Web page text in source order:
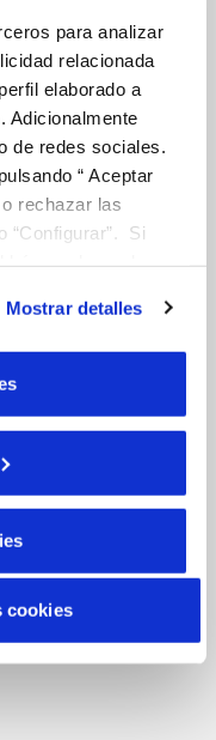
para analizar
relacionada
elaborado a
Adicionalmente
de redes sociales.
“ Aceptar
rechazar las
“Configurar”. Si
web funcione y que
consultar
de Cookies
Mostrar detalles
cookies